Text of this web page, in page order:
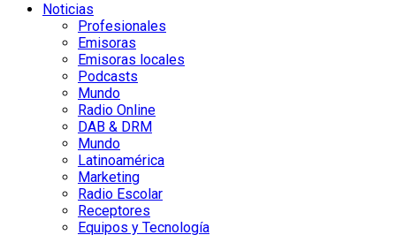
Noticias
Profesionales
Emisoras
Emisoras locales
Podcasts
Mundo
Radio Online
DAB & DRM
Mundo
Latinoamérica
Marketing
Radio Escolar
Receptores
Equipos y Tecnología